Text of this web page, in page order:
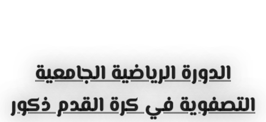
الدورة الرياضية الجامعية
التصفوية في كرة القدم ذكور